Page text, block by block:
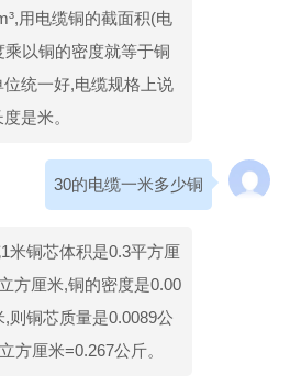
用电缆铜的截面积(电
以铜的密度就等于铜
统一好,电缆规格上说
是米。
30的电缆一米多少铜
米铜芯体积是0.3平方厘
方厘米,铜的密度是0.00
则铜芯质量是0.0089公
方厘米=0.267公斤。